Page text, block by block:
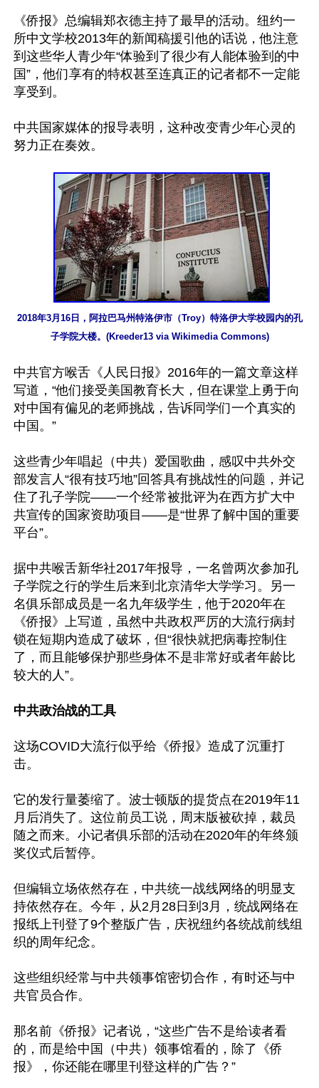
《侨报》总编辑郑衣德主持了最早的活动。纽约一
所中文学校2013年的新闻稿援引他的话说，他注意
到这些华人青少年“体验到了很少有人能体验到的中
国”，他们享有的特权甚至连真正的记者都不一定能
享受到。
中共国家媒体的报导表明，这种改变青少年心灵的
努力正在奏效。
2018年3月16日，阿拉巴马州特洛伊市（Troy）特洛伊大学校园内的孔
子学院大楼。(Kreeder13 via Wikimedia Commons)
中共官方喉舌《人民日报》2016年的一篇文章这样
写道，“他们接受美国教育长大，但在课堂上勇于向
对中国有偏见的老师挑战，告诉同学们一个真实的
中国。”
这些青少年唱起（中共）爱国歌曲，感叹中共外交
部发言人“很有技巧地”回答具有挑战性的问题，并记
住了孔子学院——一个经常被批评为在西方扩大中
共宣传的国家资助项目——是“世界了解中国的重要
平台”。
据中共喉舌新华社2017年报导，一名曾两次参加孔
子学院之行的学生后来到北京清华大学学习。另一
名俱乐部成员是一名九年级学生，他于2020年在
《侨报》上写道，虽然中共政权严厉的大流行病封
锁在短期内造成了破坏，但“很快就把病毒控制住
了，而且能够保护那些身体不是非常好或者年龄比
较大的人”。
中共政治战的工具
这场COVID大流行似乎给《侨报》造成了沉重打
击。
它的发行量萎缩了。波士顿版的提货点在2019年11
月后消失了。这位前员工说，周末版被砍掉，裁员
随之而来。小记者俱乐部的活动在2020年的年终颁
奖仪式后暂停。
但编辑立场依然存在，中共统一战线网络的明显支
持依然存在。今年，从2月28日到3月，统战网络在
报纸上刊登了9个整版广告，庆祝纽约各统战前线组
织的周年纪念。
这些组织经常与中共领事馆密切合作，有时还与中
共官员合作。
那名前《侨报》记者说，“这些广告不是给读者看
的，而是给中国（中共）领事馆看的，除了《侨
报》，你还能在哪里刊登这样的广告？”